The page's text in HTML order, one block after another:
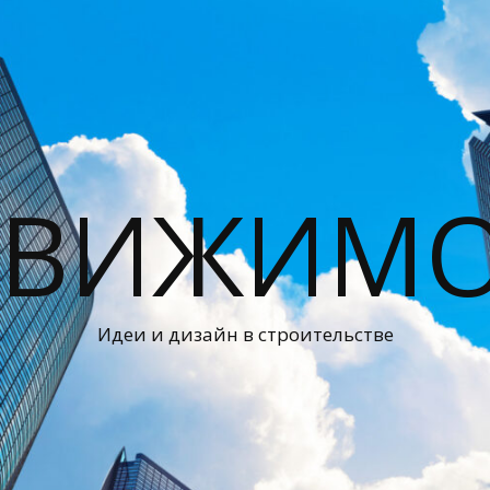
Идеи и дизайн в строительстве